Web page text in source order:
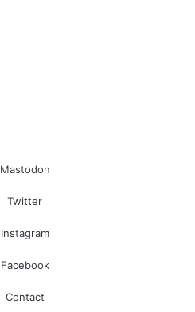
Mastodon
Twitter
Instagram
Facebook
Contact